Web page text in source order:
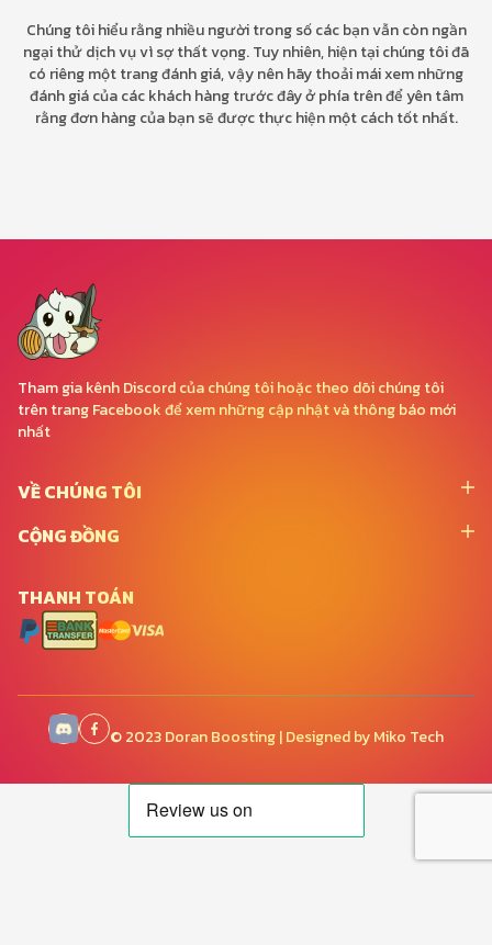
Chúng tôi hiểu rằng nhiều người trong số các bạn vẫn còn ngần
ngại thử dịch vụ vì sợ thất vọng. Tuy nhiên, hiện tại chúng tôi đã
có riêng một trang đánh giá, vậy nên hãy thoải mái xem những
đánh giá của các khách hàng trước đây ở phía trên để yên tâm
rằng đơn hàng của bạn sẽ được thực hiện một cách tốt nhất.
Tham gia kênh Discord của chúng tôi hoặc theo dõi chúng tôi
trên trang Facebook để xem những cập nhật và thông báo mới
nhất
VỀ CHÚNG TÔI
CỘNG ĐỒNG
THANH TOÁN
© 2023 Doran Boosting | Designed by Miko Tech